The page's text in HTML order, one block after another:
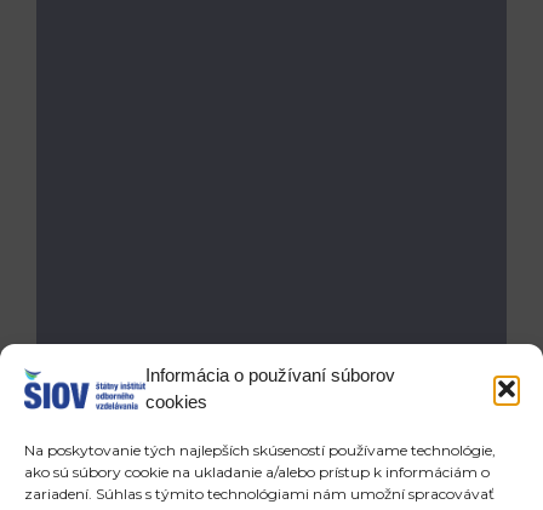
Informácia o používaní súborov
cookies
Na poskytovanie tých najlepších skúseností používame technológie,
ako sú súbory cookie na ukladanie a/alebo prístup k informáciám o
zariadení. Súhlas s týmito technológiami nám umožní spracovávať